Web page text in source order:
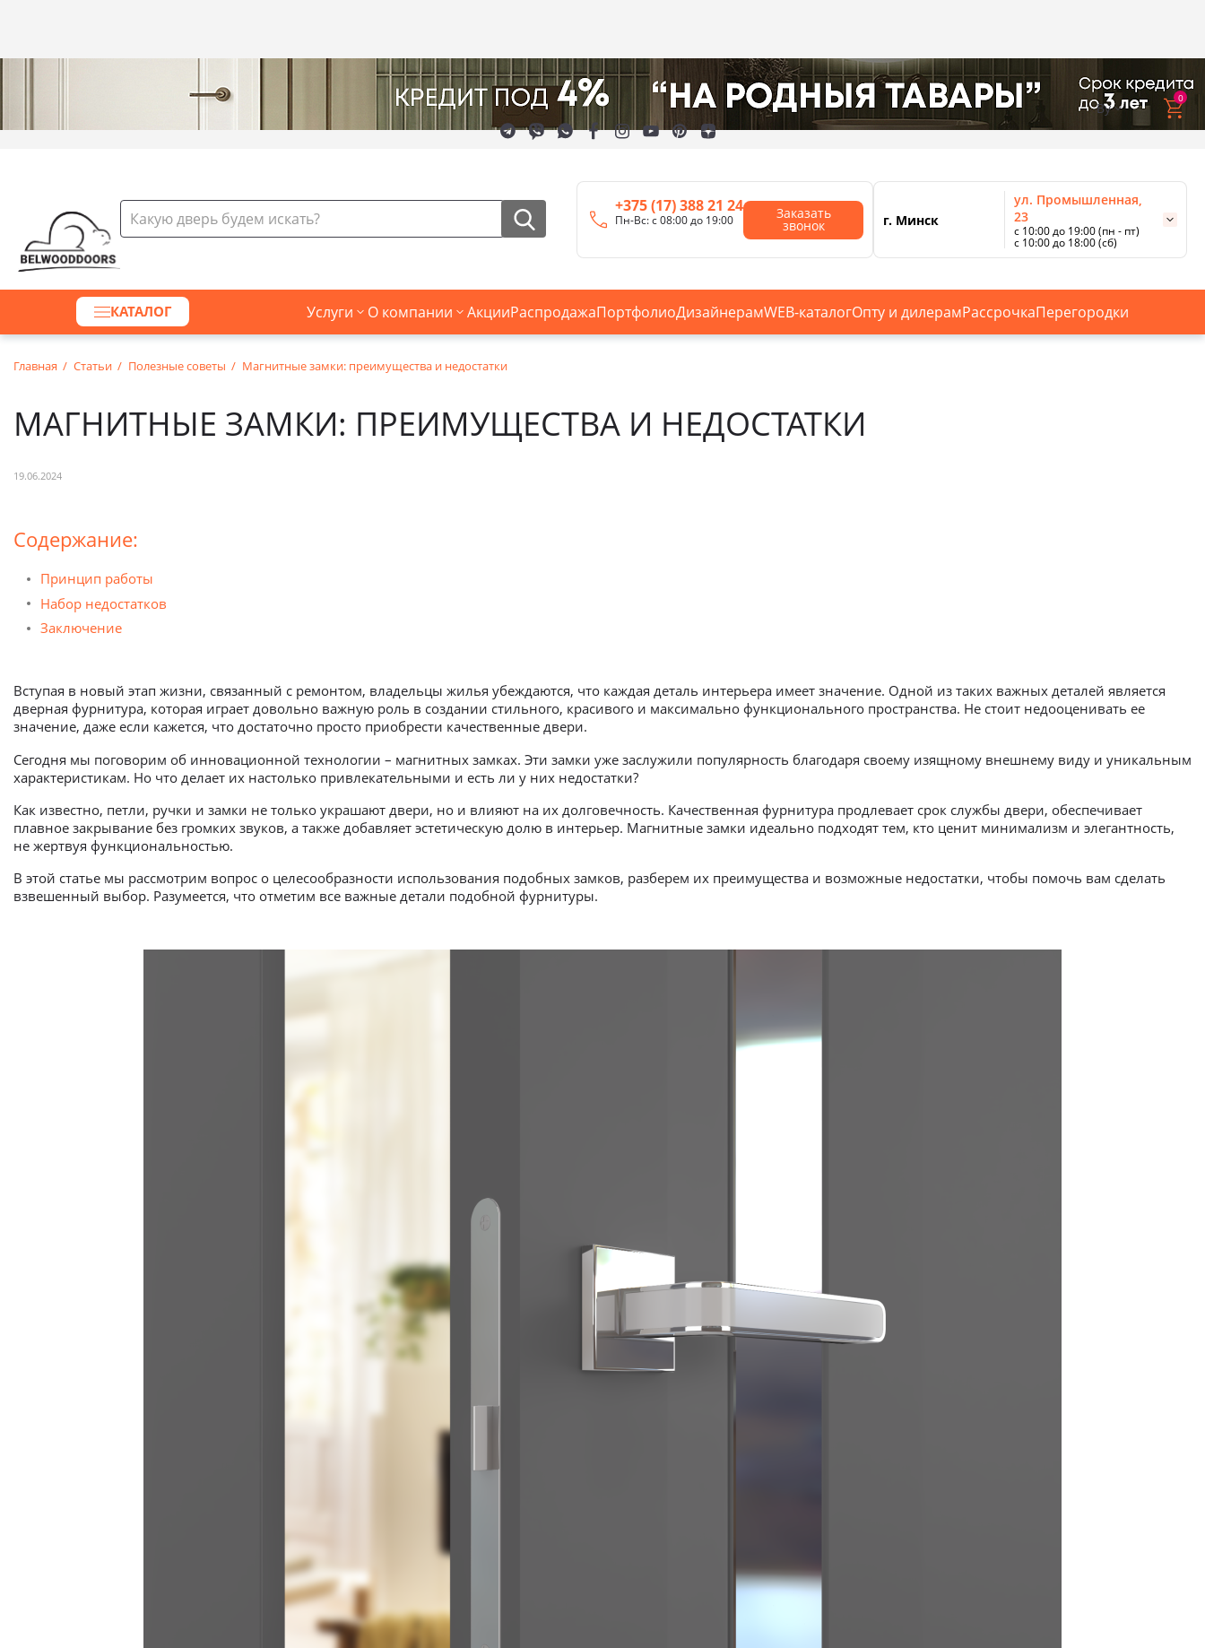
Официальный сайт Belwooddoors в Беларуси bwdby@belwooddoors.by By
0
+375 (17) 388 21 24
Пн-Вс: с 08:00 до 19:00 Заказать
звонок г. Минск
ул. Промышленная,
23
с 10:00 до 19:00 (пн - пт)
с 10:00 до 18:00 (сб)
г. Минск
с 10:00 до 18:00 (вс).
Смотреть все магазины
КАТАЛОГ Услуги О компании АкцииРаспродажаПортфолиоДизайнерамWEB-каталогОпту и дилерамРассрочкаПерегородки
Главная Статьи Полезные советы Магнитные замки: преимущества и недостатки
МАГНИТНЫЕ ЗАМКИ: ПРЕИМУЩЕСТВА И НЕДОСТАТКИ
19.06.2024
Содержание:
Принцип работы
Набор недостатков
Заключение
Вступая в новый этап жизни, связанный с ремонтом, владельцы жилья убеждаются, что каждая деталь интерьера имеет значение. Одной из таких важных деталей является
дверная фурнитура, которая играет довольно важную роль в создании стильного, красивого и максимально функционального пространства. Не стоит недооценивать ее
значение, даже если кажется, что достаточно просто приобрести качественные двери.
Сегодня мы поговорим об инновационной технологии – магнитных замках. Эти замки уже заслужили популярность благодаря своему изящному внешнему виду и уникальным
характеристикам. Но что делает их настолько привлекательными и есть ли у них недостатки?
Как известно, петли, ручки и замки не только украшают двери, но и влияют на их долговечность. Качественная фурнитура продлевает срок службы двери, обеспечивает
плавное закрывание без громких звуков, а также добавляет эстетическую долю в интерьер. Магнитные замки идеально подходят тем, кто ценит минимализм и элегантность,
не жертвуя функциональностью.
В этой статье мы рассмотрим вопрос о целесообразности использования подобных замков, разберем их преимущества и возможные недостатки, чтобы помочь вам сделать
взвешенный выбор. Разумеется, что отметим все важные детали подобной фурнитуры.